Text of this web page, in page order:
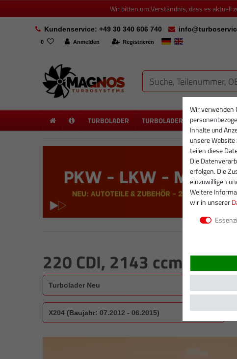
Wir bitten um Verständnis, dass es aktuell
Kundenservice: +49 30 340 606 740
0 Anmelden Registrieren
TURBOLADER TURBOLADER NEU
220 CDI, 2143 ccm, 125
Wir verwenden
Inhalte und
unsere
teilen diese
Die
erfolgen. Die
einzuwilligen
Weitere
wir in unserer